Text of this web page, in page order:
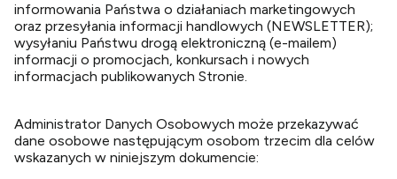
informowania Państwa o działaniach marketingowych
oraz przesyłania informacji handlowych (NEWSLETTER);
wysyłaniu Państwu drogą elektroniczną (e-mailem)
informacji o promocjach, konkursach i nowych
informacjach publikowanych Stronie.
Administrator Danych Osobowych może przekazywać
dane osobowe następującym osobom trzecim dla celów
wskazanych w niniejszym dokumencie: